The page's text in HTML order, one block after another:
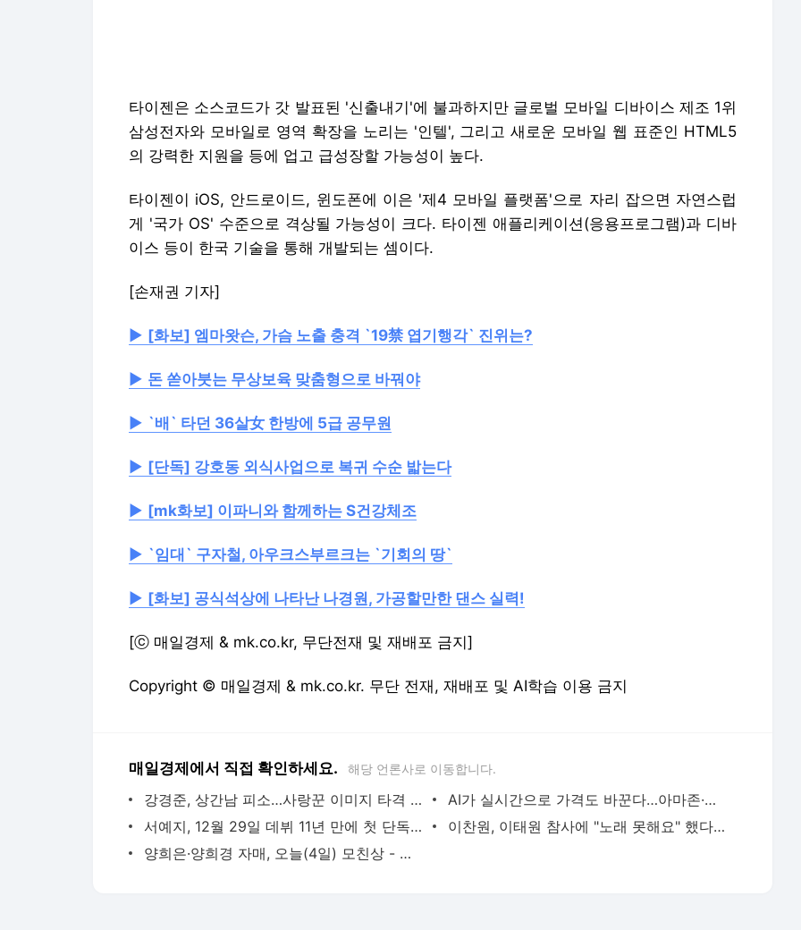
타이젠은 소스코드가 갓 발표된 '신출내기'에 불과하지만 글로벌 모바일 디바이스 제조 1위
삼성전자와 모바일로 영역 확장을 노리는 '인텔', 그리고 새로운 모바일 웹 표준인 HTML5
의 강력한 지원을 등에 업고 급성장할 가능성이 높다.
타이젠이 iOS, 안드로이드, 윈도폰에 이은 '제4 모바일 플랫폼'으로 자리 잡으면 자연스럽
게 '국가 OS' 수준으로 격상될 가능성이 크다. 타이젠 애플리케이션(응용프로그램)과 디바
이스 등이 한국 기술을 통해 개발되는 셈이다.
[손재권 기자]
▶ [화보] 엠마왓슨, 가슴 노출 충격 `19禁 엽기행각` 진위는?
▶ 돈 쏟아붓는 무상보육 맞춤형으로 바꿔야
▶ `배` 타던 36살女 한방에 5급 공무원
▶ [단독] 강호동 외식사업으로 복귀 수순 밟는다
▶ [mk화보] 이파니와 함께하는 S건강체조
▶ `임대` 구자철, 아우크스부르크는 `기회의 땅`
▶ [화보] 공식석상에 나타난 나경원, 가공할만한 댄스 실력!
[ⓒ 매일경제 & mk.co.kr, 무단전재 및 재배포 금지]
Copyright © 매일경제 & mk.co.kr. 무단 전재, 재배포 및 AI학습 이용 금지
매일경제에서 직접 확인하세요. 해당 언론사로 이동합니다.
강경준, 상간남 피소…사랑꾼 이미지 타격 [MK픽] - 스타투데이
AI가 실시간으로 가격도 바꾼다…아마존·우버 성공 뒤엔 ‘다이내믹 프라이싱’- 매경ECONOMY
서예지, 12월 29일 데뷔 11년 만에 첫 단독 팬미팅 개최 [공식] - MK스포츠
이찬원, 이태원 참사에 "노래 못해요" 했다가 봉변 당했다 - 스타투데이
양희은·양희경 자매, 오늘(4일) 모친상 - 스타투데이